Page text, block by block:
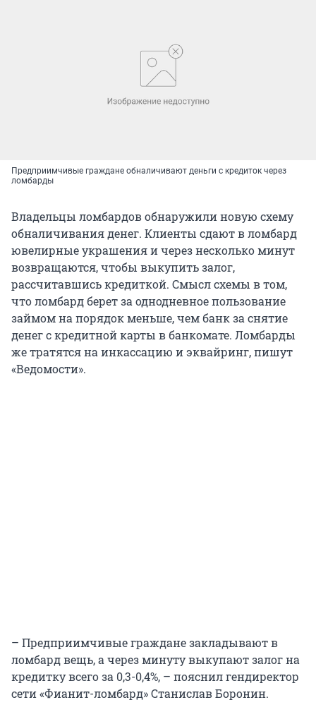
Предприимчивые граждане обналичивают деньги с кредиток через
ломбарды
Владельцы ломбардов обнаружили новую схему
обналичивания денег. Клиенты сдают в ломбард
ювелирные украшения и через несколько минут
возвращаются, чтобы выкупить залог,
рассчитавшись кредиткой. Смысл схемы в том,
что ломбард берет за однодневное пользование
займом на порядок меньше, чем банк за снятие
денег с кредитной карты в банкомате. Ломбарды
же тратятся на инкассацию и эквайринг, пишут
«Ведомости».
– Предприимчивые граждане закладывают в
ломбард вещь, а через минуту выкупают залог на
кредитку всего за 0,3-0,4%, – пояснил гендиректор
сети «Фианит-ломбард» Станислав Боронин.